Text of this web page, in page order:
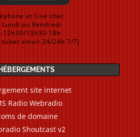
et Live chat
Lundi au Vendredi
12h30/13h30-18h
ticket email 24/24h 7/7j
HÉBERGEMENTS
site internet
Radio Webradio
de domaine
Shoutcast v2